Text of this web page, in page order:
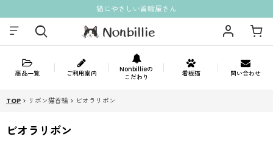
猫にやさしい首輪屋さん
商品一覧 ご利用案内
Nonbillieの
こだわり
看板猫 問い合わせ
TOP > リボン猫首輪 > ビオラリボン
ビオラリボン